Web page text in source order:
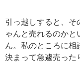
引っ越しすると、そ
ゃんと売れるのか
ん。私のところに
決まって急遽売った